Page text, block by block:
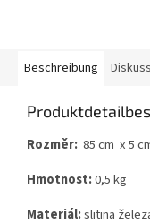
Beschreibung
Rozměr: 85 cm x 5
Hmotnost:0,5 kg
Materiál:slitina